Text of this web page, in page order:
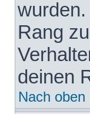
Rang
deinen
Nach oben